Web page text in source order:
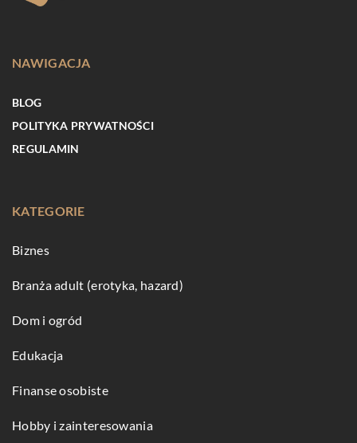
NAWIGACJA
BLOG
POLITYKA PRYWATNOŚCI
REGULAMIN
KATEGORIE
Biznes
Branża adult (erotyka, hazard)
Dom i ogród
Edukacja
Finanse osobiste
Hobby i zainteresowania